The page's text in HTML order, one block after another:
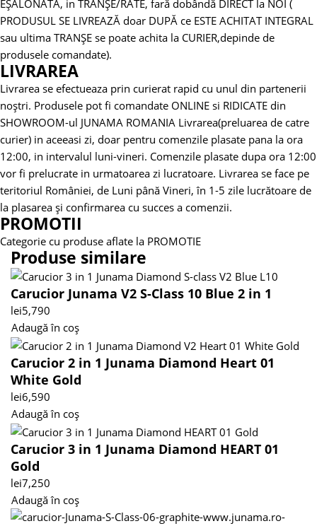
EȘALONATA, in TRANȘE/RATE, fară dobândă DIRECT la NOI (
PRODUSUL SE LIVREAZĂ doar DUPĂ ce ESTE ACHITAT INTEGRAL
sau ultima TRANȘE se poate achita la CURIER,depinde de
produsele comandate).
LIVRAREA
Livrarea se efectueaza prin curierat rapid cu unul din partenerii
noștri. Produsele pot fi comandate ONLINE si RIDICATE din
SHOWROOM-ul JUNAMA ROMANIA Livrarea(preluarea de catre
curier) in aceeasi zi, doar pentru comenzile plasate pana la ora
12:00, in intervalul luni-vineri. Comenzile plasate dupa ora 12:00
vor fi prelucrate in urmatoarea zi lucratoare. Livrarea se face pe
teritoriul României, de Luni până Vineri, în 1-5 zile lucrătoare de
la plasarea și confirmarea cu succes a comenzii.
PROMOTII
Categorie cu produse aflate la PROMOTIE
Produse similare
Carucior Junama V2 S-Class 10 Blue 2 in 1
lei5,790
Adaugă în coș
Carucior 2 in 1 Junama Diamond Heart 01
White Gold
lei6,590
Adaugă în coș
Carucior 3 in 1 Junama Diamond HEART 01
Gold
lei7,250
Adaugă în coș